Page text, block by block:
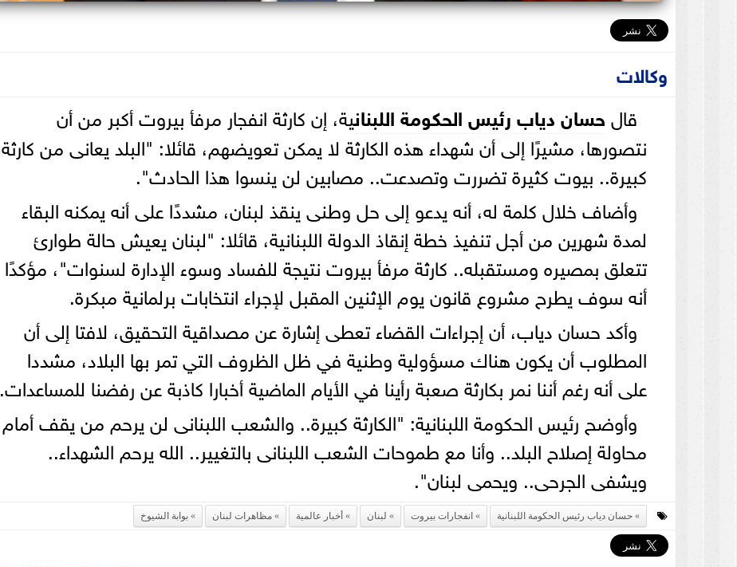
وكالات
قالحسان دياب رئيس الحكومة اللبنانية، إن كارثة انفجار مرفأ بيروت أكبر من أن
نتصورها، مشيرًا إلى أن شهداء هذه الكارثة لا يمكن تعويضهم، قائلا: "البلد يعانى من كارثة
كبيرة.. بيوت كثيرة تضررت وتصدعت.. مصابين لن ينسوا هذا الحادث".
وأضاف خلال كلمة له، أنه يدعو إلى حل وطنى ينقذ لبنان، مشددًا على أنه يمكنه البقاء
لمدة شهرين من أجل تنفيذ خطة إنقاذ الدولة اللبنانية، قائلا: "لبنان يعيش حالة طوارئ
تتعلق بمصيره ومستقبله.. كارثة مرفأ بيروت نتيجة للفساد وسوء الإدارة لسنوات"، مؤكدًا
أنه سوف يطرح مشروع قانون يوم الإثنين المقبل لإجراء انتخابات برلمانية مبكرة.
وأكد حسان دياب، أن إجراءات القضاء تعطى إشارة عن مصداقية التحقيق، لافتا إلى أن
المطلوب أن يكون هناك مسؤولية وطنية في ظل الظروف التي تمر بها البلاد، مشددا
على أنه رغم أننا نمر بكارثة صعبة رأينا في الأيام الماضية أخبارا كاذبة عن رفضنا للمساعدات.
وأوضح رئيس الحكومة اللبنانية: "الكارثة كبيرة.. والشعب اللبنانى لن يرحم من يقف أمام
محاولة إصلاح البلد.. وأنا مع طموحات الشعب اللبنانى بالتغيير.. الله يرحم الشهداء..
ويشفى الجرحى.. ويحمى لبنان".
حسان دياب رئيس الحكومة اللبنانية انفجارات بيروت لبنان أخبار عالمية مظاهرات لبنان بوابة الشيوخ